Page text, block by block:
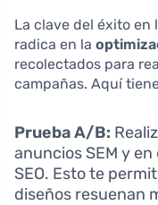
La clave del éxito en
radica en la
recolectados para
campañas. Aquí
Prueba A/B:
anuncios SEM y
SEO. Esto te
diseños resuenan